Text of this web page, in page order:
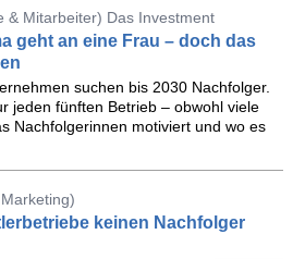
& Mitarbeiter) Das Investment
geht an eine Frau – doch das
suchen bis 2030 Nachfolger.
jeden fünften Betrieb – obwohl viele
Nachfolgerinnen motiviert und wo es
keinen Nachfolger